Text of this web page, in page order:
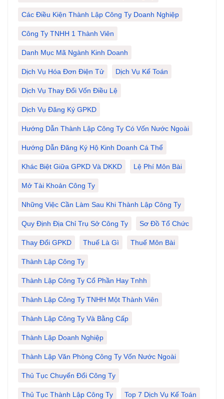
Các Điều Kiện Thành Lập Công Ty Doanh Nghiệp
Công Ty TNHH 1 Thành Viên
Danh Mục Mã Ngành Kinh Doanh
Dịch Vụ Hóa Đơn Điện Tử Dịch Vụ Kế Toán
Dịch Vụ Thay Đổi Vốn Điều Lệ
Dịch Vụ Đăng Ký GPKD
Hướng Dẫn Thành Lập Công Ty Có Vốn Nước Ngoài
Hướng Dẫn Đăng Ký Hộ Kinh Doanh Cá Thể
Khác Biệt Giữa GPKD Và DKKD Lệ Phí Môn Bài
Mở Tài Khoản Công Ty
Những Việc Cần Làm Sau Khi Thành Lập Công Ty
Quy Định Địa Chỉ Trụ Sở Công Ty Sơ Đồ Tổ Chức
Thay Đổi GPKD Thuế Là Gì Thuế Môn Bài
Thành Lập Công Ty
Thành Lập Công Ty Cổ Phần Hay Tnhh
Thành Lập Công Ty TNHH Một Thành Viên
Thành Lập Công Ty Và Bằng Cấp
Thành Lập Doanh Nghiệp
Thành Lập Văn Phòng Công Ty Vốn Nước Ngoài
Thủ Tục Chuyển Đổi Công Ty
Thủ Tục Thành Lập Công Ty Top 7 Dịch Vụ Kế Toán